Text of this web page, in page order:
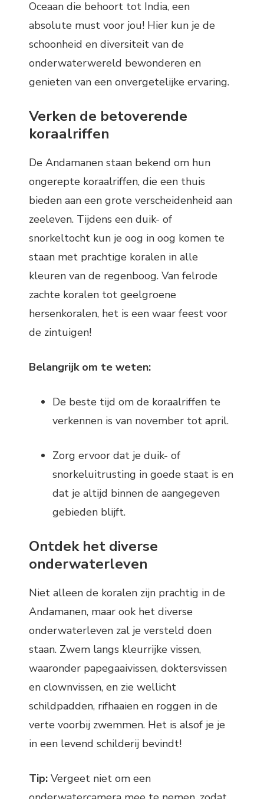
Oceaan die behoort tot India, een
absolute must voor jou! Hier kun je de
schoonheid en diversiteit van de
onderwaterwereld bewonderen en
genieten van een onvergetelijke ervaring.
Verken de betoverende
koraalriffen
De Andamanen staan bekend om hun
ongerepte koraalriffen, die een thuis
bieden aan een grote verscheidenheid aan
zeeleven. Tijdens een duik- of
snorkeltocht kun je oog in oog komen te
staan met prachtige koralen in alle
kleuren van de regenboog. Van felrode
zachte koralen tot geelgroene
hersenkoralen, het is een waar feest voor
de zintuigen!
Belangrijk om te weten:
De beste tijd om de koraalriffen te
verkennen is van november tot april.
Zorg ervoor dat je duik- of
snorkeluitrusting in goede staat is en
dat je altijd binnen de aangegeven
gebieden blijft.
Ontdek het diverse
onderwaterleven
Niet alleen de koralen zijn prachtig in de
Andamanen, maar ook het diverse
onderwaterleven zal je versteld doen
staan. Zwem langs kleurrijke vissen,
waaronder papegaaivissen, doktersvissen
en clownvissen, en zie wellicht
schildpadden, rifhaaien en roggen in de
verte voorbij zwemmen. Het is alsof je je
in een levend schilderij bevindt!
Tip: Vergeet niet om een